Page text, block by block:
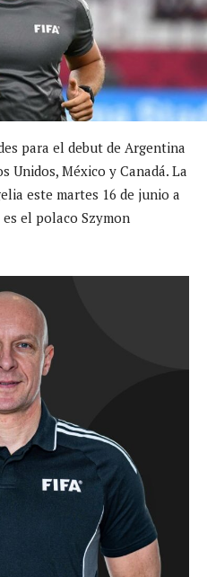
para el debut de Argentina
Unidos, México y Canadá. La
este martes 16 de junio a
el polaco Szymon